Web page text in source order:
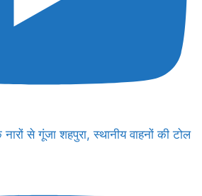
से गूंजा शहपुरा, स्थानीय वाहनों की टोल